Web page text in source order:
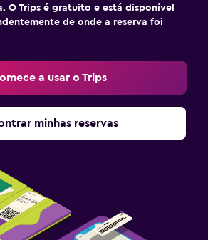
O Trips é gratuito e está disponível
de onde a reserva foi
a usar o Trips
minhas reservas